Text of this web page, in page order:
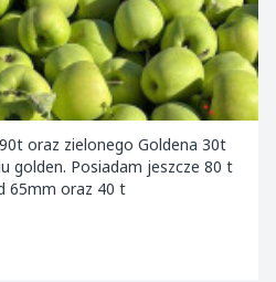
oraz zielonego Goldena 30t
jeszcze 80 t
65mm oraz 40 t